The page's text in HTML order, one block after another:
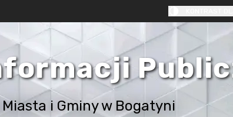
Miasta i Gminy w Bogatyni